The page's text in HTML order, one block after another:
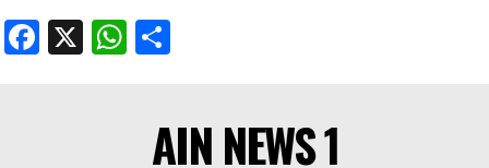
Facebook
X WhatsApp
AIN NEWS 1